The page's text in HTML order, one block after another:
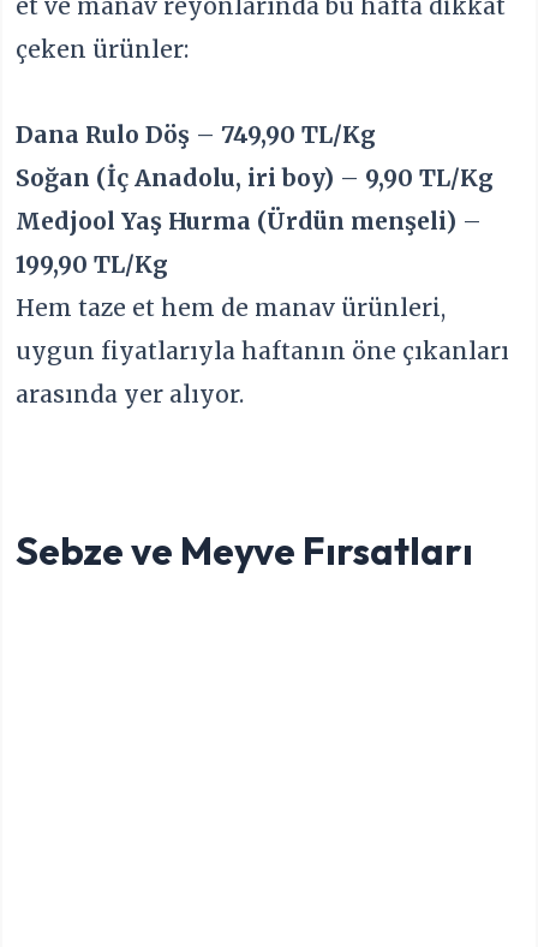
et ve manav reyonlarında bu hafta dikkat
çeken ürünler:
Dana Rulo Döş –749,90 TL/Kg
Soğan (İç Anadolu, iri boy) – 9,90 TL/Kg
Medjool Yaş Hurma (Ürdün menşeli) –
199,90 TL/Kg
Hem taze et hem de manav ürünleri,
uygun fiyatlarıyla haftanın öne çıkanları
arasında yer alıyor.
Sebze ve Meyve Fırsatları